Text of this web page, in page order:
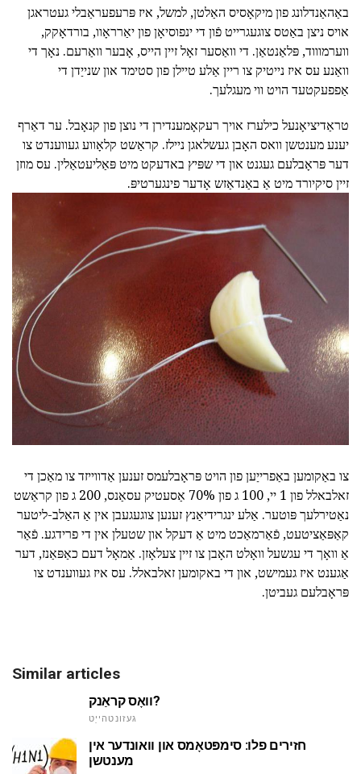
באַהאַנדלונג פון מיקאָסיס האַלטן, למשל, איז פּרעפעראַבלי געטראגן
אויס ניצן באַטס צוגעגרייט פֿון די ינפוסיאָן פון יאַרראָוו, בורדאָקק,
ווערמוווד, פּלאַנטאַן. די וואַסער זאָל זיין הייס, אָבער וואַרעם. נאָך די
וואַנע עס איז נייטיק צו ריין אַלע טיילן פון סטימד און שנייַדן די
אַפפעקטעד הויט ווי מעגלעך.
טראַדיציאָנעל כילערז אויך רעקאָמענדירן די נוצן פון קנאָבל. ער דאַרף
יענע מענטשן וואס האָבן געשלאגן ניילז. קראַשט קלאָווע געווענדט צו
דער פּראָבלעם געגנט און די שפּיץ באדעקט מיט פּאַליעטאַלין. עס מוזן
זיין סיקיורד מיט אַ באַנדאַזש אָדער פינגערטיפּ.
צו באַקומען באַפרייַען פון הויט פּראָבלעמס זענען אַדווייזד צו מאַכן די
זאלבאלל פון 1 יי, 100 ג פון 70% אַסעטיק עסאַנס, 200 ג פון קראַשט
נאַטירלעך פּוטער. אַלע ינגרידיאַנץ זענען צוגעגעבן אין אַ האַלב-ליטער
קאַפּאַציטעט, פֿאַרמאַכט מיט אַ דעקל און שטעלן אין די פרידגע. פֿאַר
אַ וואָך די עגשעל וואָלט האָבן צו זיין צעלאָזן. אַמאָל דעם כאַפּאַנז, דער
אַגענט איז געמישט, און די באקומען זאלבאלל. עס איז געווענדט צו
פּראָבלעם געביטן.
Similar articles
וואָס קראַנק?
געזונטהייַט
חזירים פלו: סימפּטאָמס און וואונדער אין
מענטשן